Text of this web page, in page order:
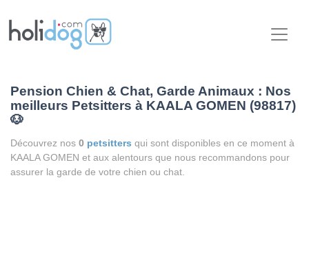
Pension Chien & Chat, Garde Animaux : Nos
meilleurs Petsitters à KAALA GOMEN (98817)
🐶
Découvrez nos 0 petsitters qui sont disponibles en ce moment à
KAALA GOMEN et aux alentours que nous recommandons pour
assurer la garde de votre chien ou chat.